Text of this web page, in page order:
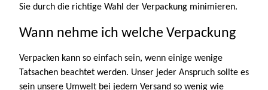
Sie durch die richtige Wahl der Verpackung minimieren.
Wann nehme ich welche Verpackung
Verpacken kann so einfach sein, wenn einige wenige
Tatsachen beachtet werden. Unser jeder Anspruch sollte es
sein unsere Umwelt bei jedem Versand so wenig wie